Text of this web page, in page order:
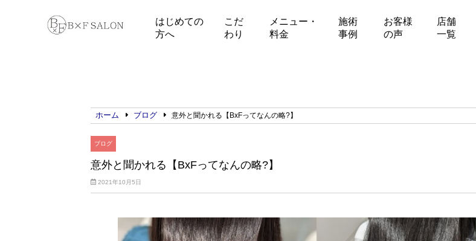
はじめての
方へ
こだ
わり
メニュー・
料金
施術
事例
お客様
の声
店舗
一覧
ホーム ブログ 意外と聞かれる【BxFってなんの略?】
ブログ
意外と聞かれる【BxFってなんの略?】
2021年10月5日